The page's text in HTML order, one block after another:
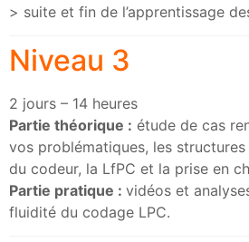
> suite et fin de l’apprentissage
Niveau 3
2 jours – 14 heures
Partie théorique : étude de cas
vos problématiques, les
du codeur, la LfPC et la prise en
Partie pratique : vidéos et
fluidité du codage LPC.